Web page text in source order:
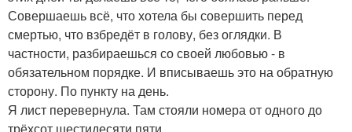
Совершаешь всё, что хотела бы совершить перед
смертью, что взбредёт в голову, без оглядки. В
частности, разбираешься со своей любовью - в
обязательном порядке. И вписываешь это на обратную
сторону. По пункту на день.
Я лист перевернула. Там стояли номера от одного до